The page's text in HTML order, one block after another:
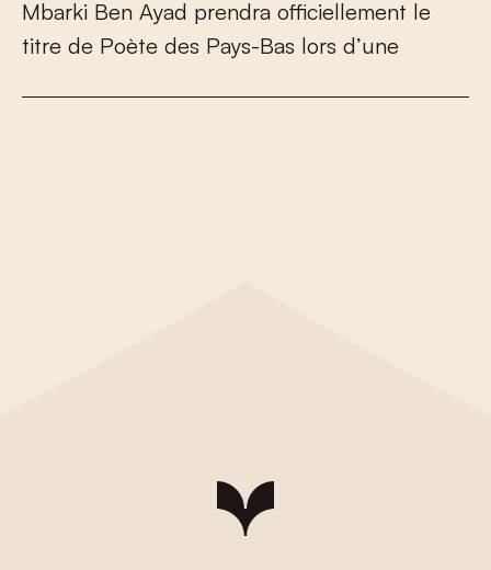
Mbarki Ben Ayad prendra ofciellement le
titre de Poète des Pays-Bas lors d’une